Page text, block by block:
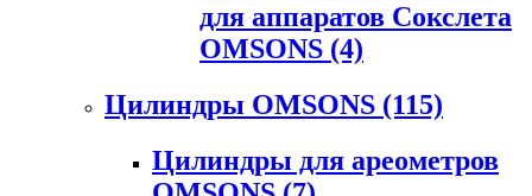
для аппаратов Сокслета
OMSONS (4)
Цилиндры OMSONS (115)
Цилиндры для ареометров